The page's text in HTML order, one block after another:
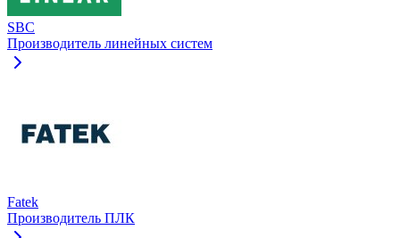
SBC
Производитель линейных систем
Fatek
Производитель ПЛК